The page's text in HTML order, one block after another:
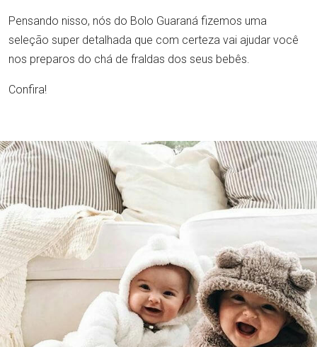
Pensando nisso, nós do Bolo Guaraná fizemos uma
seleção super detalhada que com certeza vai ajudar você
nos preparos do chá de fraldas dos seus bebês.
Confira!